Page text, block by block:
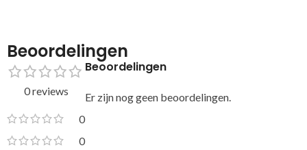
Beoordelingen
0 reviews
0
0
Beoordelingen
Er zijn nog geen beoordelingen.